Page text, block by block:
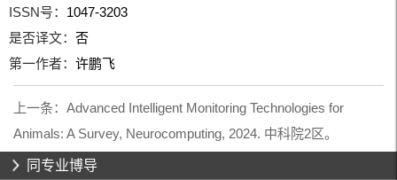
ISSN号： 1047-3203
是否译文：否
第一作者：许鹏飞
上一条： Advanced Intelligent Monitoring Technologies for
Animals: A Survey, Neurocomputing, 2024. 中科院2区。
同专业博导